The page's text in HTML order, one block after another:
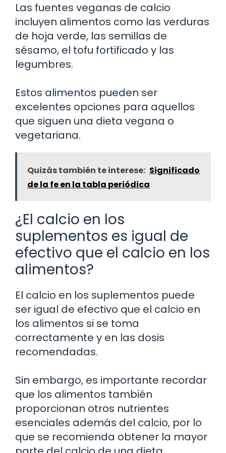
Las fuentes veganas de calcio
incluyen alimentos como las verduras
de hoja verde, las semillas de
sésamo, el tofu fortificado y las
legumbres.
Estos alimentos pueden ser
excelentes opciones para aquellos
que siguen una dieta vegana o
vegetariana.
Quizás también te interese: Significado
de la fe en la tabla periódica
¿El calcio en los
suplementos es igual de
efectivo que el calcio en los
alimentos?
El calcio en los suplementos puede
ser igual de efectivo que el calcio en
los alimentos si se toma
correctamente y en las dosis
recomendadas.
Sin embargo, es importante recordar
que los alimentos también
proporcionan otros nutrientes
esenciales además del calcio, por lo
que se recomienda obtener la mayor